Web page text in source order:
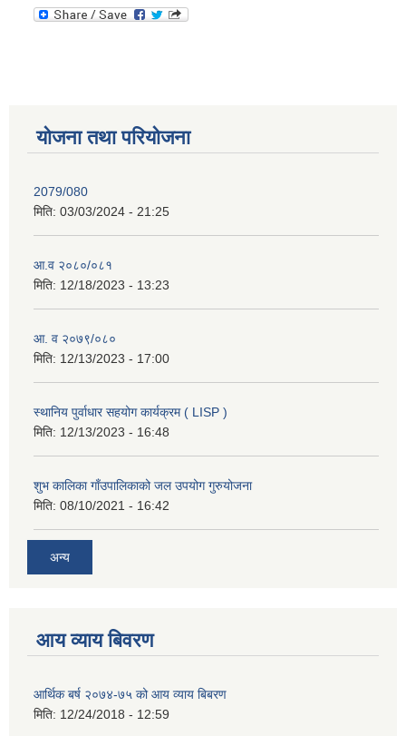
योजना तथा परियोजना
2079/080
मिति: 03/03/2024 - 21:25
आ.व २०८०/०८१
मिति: 12/18/2023 - 13:23
आ. व २०७९/०८०
मिति: 12/13/2023 - 17:00
स्थानिय पुर्वाधार सहयोग कार्यक्रम ( LISP )
मिति: 12/13/2023 - 16:48
शुभ कालिका गाँउपालिकाको जल उपयोग गुरुयोजना
मिति: 08/10/2021 - 16:42
अन्य
आय व्याय बिवरण
आर्थिक बर्ष २०७४-७५ को आय व्याय बिबरण
मिति: 12/24/2018 - 12:59